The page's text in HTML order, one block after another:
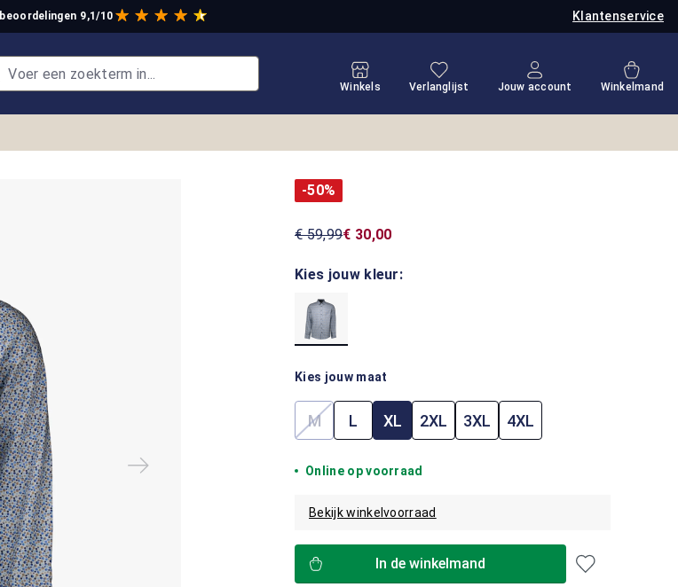
Klantenservice
beoordelingen 9,1/10
Winkels
Je hebt 0 items op je verlanglijstje
Verlanglijst Jouw account Winkelmand
-50%
€ 59,99€ 30,00
Kies jouw kleur:
Kies jouw maat
M(Deze optie is momenteel niet beschikbaar.)
L XL 2XL 3XL 4XL
Online op voorraad
Bekijk winkelvoorraad
In de winkelmand